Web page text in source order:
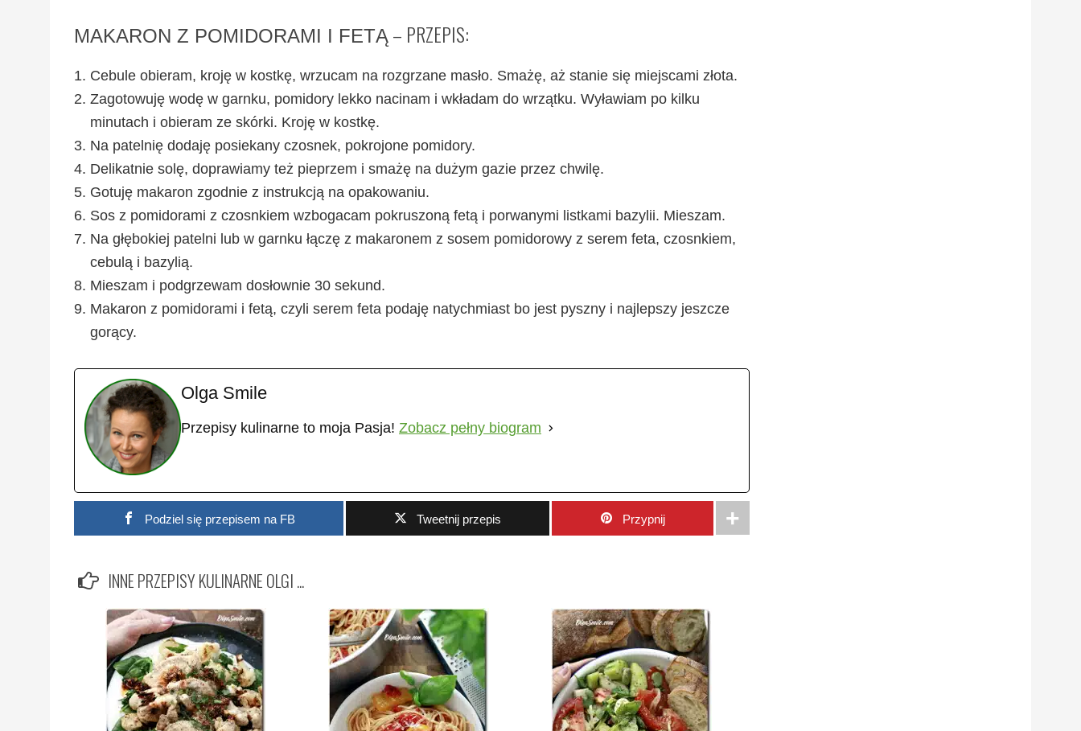
MAKARON Z POMIDORAMI I FETĄ – PRZEPIS:
Cebule obieram, kroję w kostkę, wrzucam na rozgrzane masło. Smażę, aż stanie się miejscami złota.
Zagotowuję wodę w garnku, pomidory lekko nacinam i wkładam do wrzątku. Wyławiam po kilku
minutach i obieram ze skórki. Kroję w kostkę.
Na patelnię dodaję posiekany czosnek, pokrojone pomidory.
Delikatnie solę, doprawiamy też pieprzem i smażę na dużym gazie przez chwilę.
Gotuję makaron zgodnie z instrukcją na opakowaniu.
Sos z pomidorami z czosnkiem wzbogacam pokruszoną fetą i porwanymi listkami bazylii. Mieszam.
Na głębokiej patelni lub w garnku łączę z makaronem z sosem pomidorowy z serem feta, czosnkiem,
cebulą i bazylią.
Mieszam i podgrzewam dosłownie 30 sekund.
Makaron z pomidorami i fetą, czyli serem feta podaję natychmiast bo jest pyszny i najlepszy jeszcze
gorący.
Olga Smile
Przepisy kulinarne to moja Pasja! Zobacz pełny biogram
Podziel się przepisem na FB Tweetnij przepis Przypnij
INNE PRZEPISY KULINARNE OLGI ...